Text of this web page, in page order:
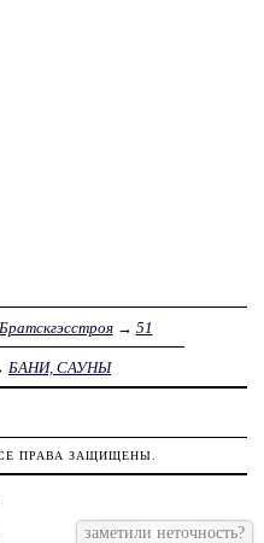
→ 51
БАНИ, САУНЫ
ПРАВА ЗАЩИЩЕНЫ.
заметили неточность?